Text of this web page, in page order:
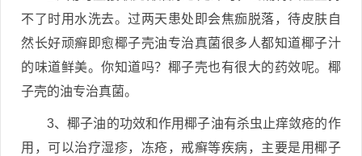
不了时用水洗去。过两天患处即会焦痂脱落，待皮肤自
然长好顽癣即愈椰子壳油专治真菌很多人都知道椰子汁
的味道鲜美。你知道吗？椰子壳也有很大的药效呢。椰
子壳的油专治真菌。
3、椰子油的功效和作用椰子油有杀虫止痒敛疮的作
用，可以治疗湿疹，冻疮，戒癣等疾病，主要是用椰子